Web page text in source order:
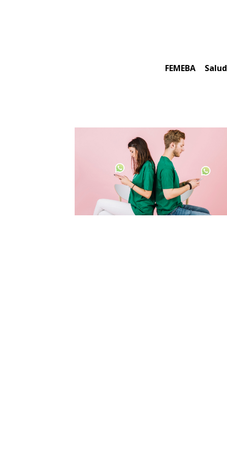
FEMEBA Salud